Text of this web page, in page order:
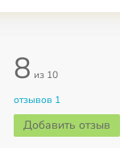
8 из 10
отзывов 1
Добавить отзыв